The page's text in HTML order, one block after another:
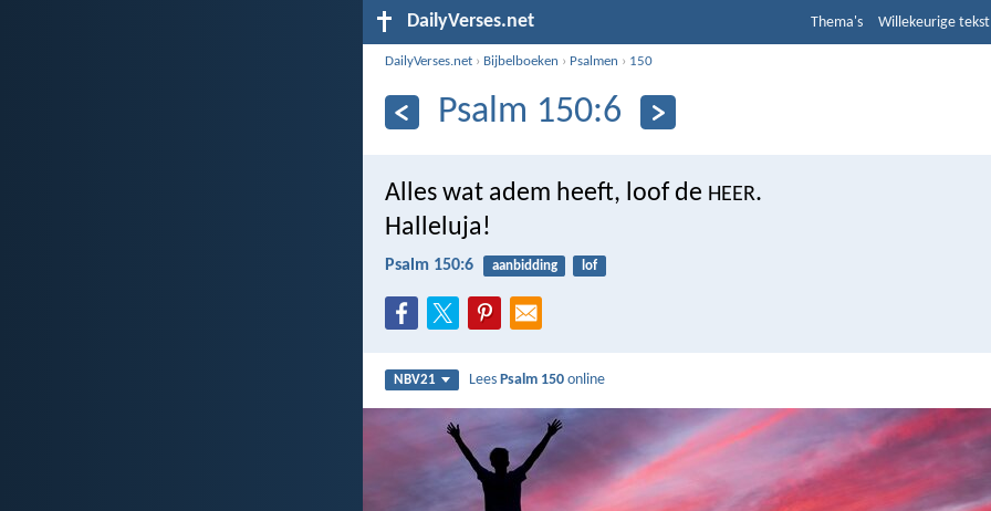
DailyVerses.net Thema's Willekeurige tekst
DailyVerses.net › Bijbelboeken › Psalmen › 150
Psalm 150:6
Alles wat adem heeft, loof de HEER.
Halleluja!
Psalm 150:6 aanbidding lof
NBV21 LeesPsalm 150 online